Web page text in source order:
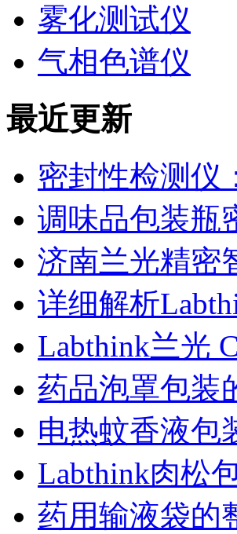
雾化测试仪
气相色谱仪
最近更新
密封性检测仪
调味品包装
济南兰光精密
详细解析
Labthink兰光
药品泡罩包装
电热蚊香液包
Labthink肉松
药用输液袋的